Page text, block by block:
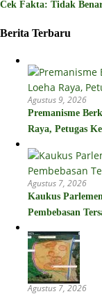
Cek Fakta: Tidak
Berita Terbaru
Agustus 9, 2026
Premanisme
Raya, Petugas
Agustus 7, 2026
Kaukus
Pembebasan
Agustus 7, 2026